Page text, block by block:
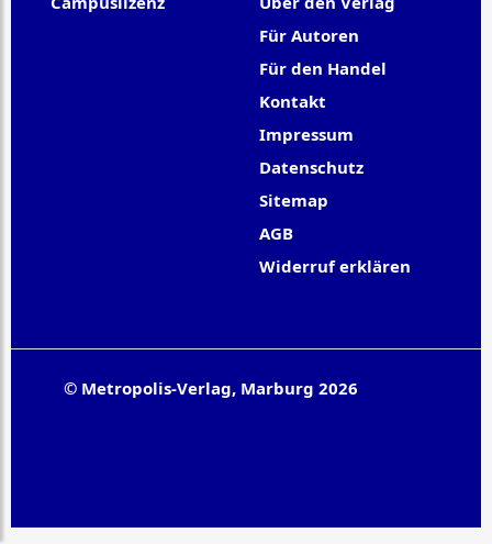
Für Autoren
Für den Handel
Kontakt
Impressum
Datenschutz
Sitemap
AGB
Widerruf erklären
© Metropolis-Verlag, Marburg 2026